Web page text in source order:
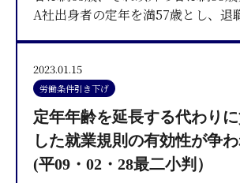
A社出身者の定年を満57歳とし、退
2023.01.15
労働条件引き下げ
定年年齢を延長する代わり
した就業規則の有効性が争
(平09・02・28最二小判）